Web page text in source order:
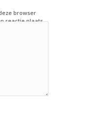
browser
reactie plaats.